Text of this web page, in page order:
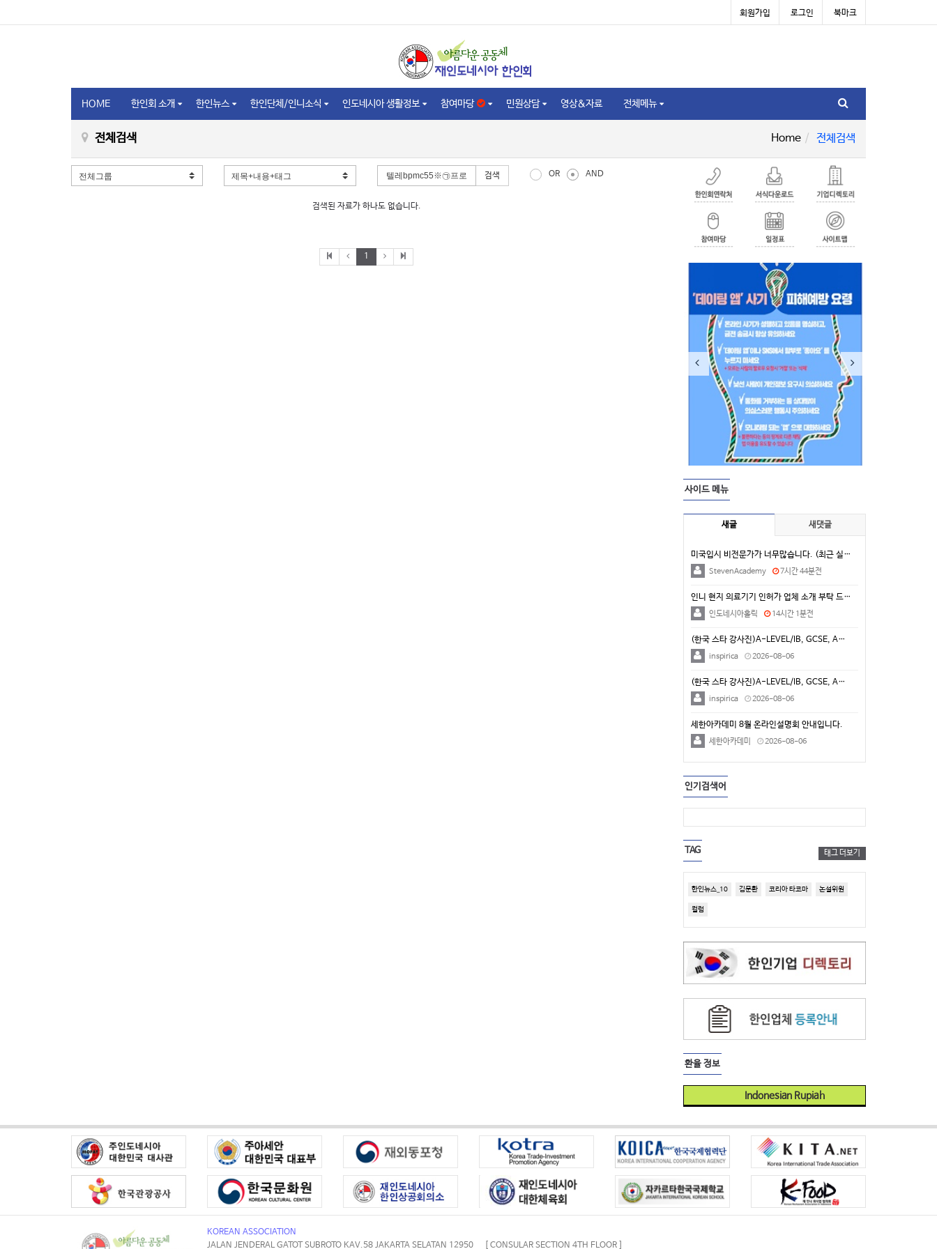
회원가입 로그인 북마크
HOME 한인회 소개 한인뉴스 한인단체/인니소식 인도네시아 생활정보 참여마당 민원상담 영상&자료 전체메뉴
전체검색 Home 전체검색
검색 OR AND
검색된 자료가 하나도 없습니다.
1
사이드 메뉴
새글 새댓글
미국입시 비전문가가 너무많습니다. (최근 실제 상담 사…
StevenAcademy 7시간 44분전
인니 현지 의료기기 인허가 업체 소개 부탁 드립니다.
인도네시아홀릭 14시간 1분전
(한국 스타 강사진)A-LEVEL/IB, GCSE, A…
inspirica 2026-08-06
(한국 스타 강사진)A-LEVEL/IB, GCSE, A…
inspirica 2026-08-06
세한아카데미 8월 온라인설명회 안내입니다.
세한아카데미 2026-08-06
인기검색어
TAG 태그 더보기
한인뉴스_10 김문환 코리아 타코마 논설위원
컬럼
환율 정보
Indonesian Rupiah
KOREAN ASSOCIATION
JALAN JENDERAL GATOT SUBROTO KAV.58 JAKARTA SELATAN 12950 [ CONSULAR SECTION 4TH FLOOR ]